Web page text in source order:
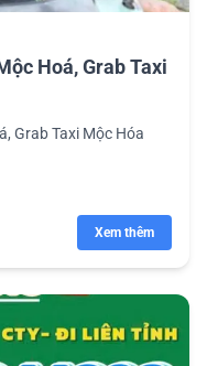
Hoá, Grab Taxi
Grab Taxi Mộc Hóa
Xem thêm